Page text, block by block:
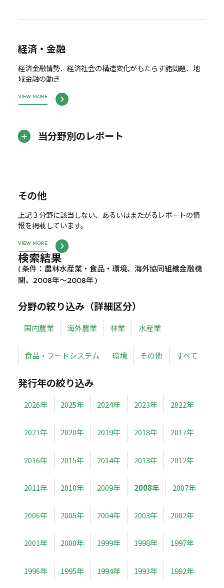
経済・金融
経済金融情勢、経済社会の構造変化がもたらす諸問題、地
域金融の動き
VIEW MORE
当分野別のレポート
その他
上記３分野に該当しない、あるいはまたがるレポートの情
報を掲載しています。
VIEW MORE
検索結果
( 条件：農林水産業・食品・環境、海外協同組織金融機
関、2008年～2008年 )
分野の絞り込み（詳細区分）
国内農業 海外農業 林業 水産業
食品・フードシステム 環境 その他 すべて
発行年の絞り込み
2026年 2025年 2024年 2023年 2022年
2021年 2020年 2019年 2018年 2017年
2016年 2015年 2014年 2013年 2012年
2011年 2010年 2009年 2008年 2007年
2006年 2005年 2004年 2003年 2002年
2001年 2000年 1999年 1998年 1997年
1996年 1995年 1994年 1993年 1992年